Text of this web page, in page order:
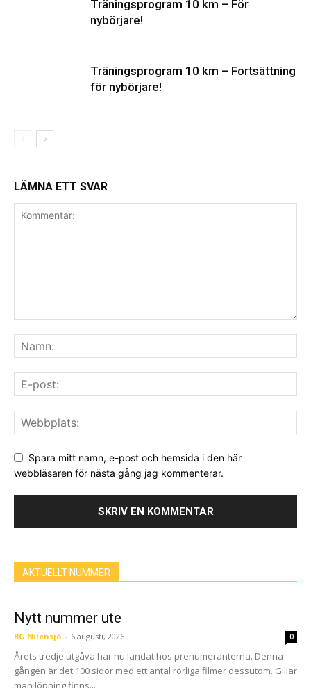
Träningsprogram 10 km – För
nybörjare!
Träningsprogram 10 km – Fortsättning
för nybörjare!
LÄMNA ETT SVAR
Spara mitt namn, e-post och hemsida i den här
webbläsaren för nästa gång jag kommenterar.
AKTUELLT NUMMER
Nytt nummer ute
BG Nilensjö - 6 augusti, 2026 0
Årets tredje utgåva har nu landat hos prenumeranterna. Denna
gången är det 100 sidor med ett antal rörliga filmer dessutom. Gillar
man löpning finns...